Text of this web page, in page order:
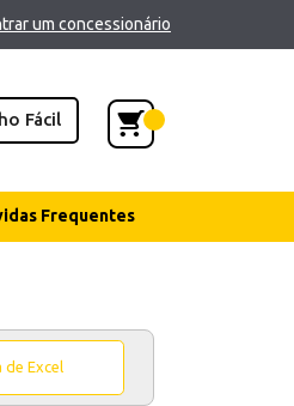
um concessionário
Fácil
Frequentes
de Excel